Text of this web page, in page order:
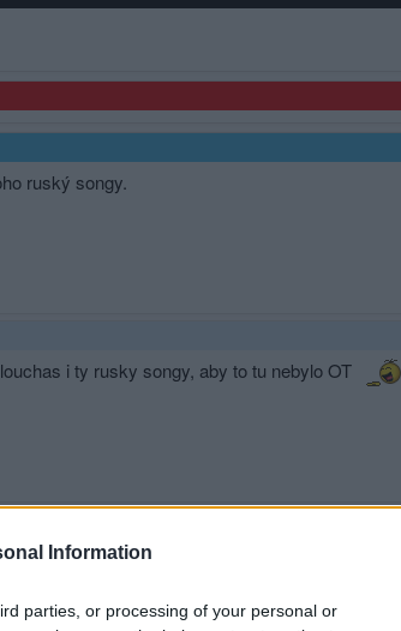
Information
parties, or processing of your personal or
ruský songy.
i ty rusky songy, aby to tu nebylo OT